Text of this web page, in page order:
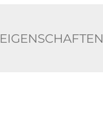
EIGENSCHAFTEN